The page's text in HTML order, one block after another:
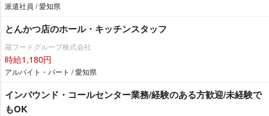
派遣社員 / 愛知県
とんかつ店のホール・キッチンスタッフ
蔵フードグループ株式会社
時給1,180円
アルバイト・パート / 愛知県
インバウンド・コールセンター業務/経験のある方歓迎/未経験で
もOK